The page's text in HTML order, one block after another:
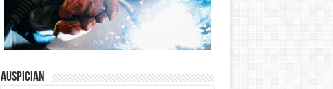
Auspician